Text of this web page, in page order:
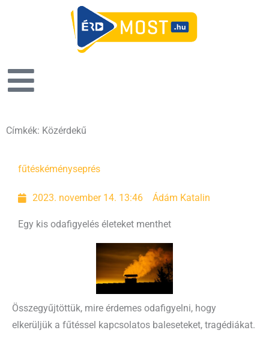
Címkék: Közérdekű
fűtéskéményseprés
2023. november 14. 13:46 Ádám Katalin
Egy kis odafigyelés életeket menthet
Összegyűjtöttük, mire érdemes odafigyelni, hogy
elkerüljük a fűtéssel kapcsolatos baleseteket, tragédiákat.